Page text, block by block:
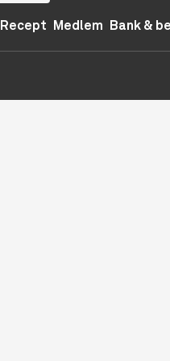
Recept Medlem Bank &